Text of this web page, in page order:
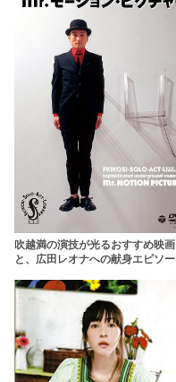
吹越満の演技が光るおすすめ映画
と、広田レオナへの献身エピソー